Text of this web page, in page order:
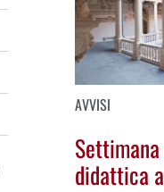
AVVISI
didattica